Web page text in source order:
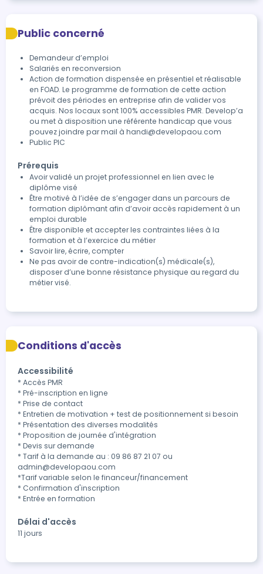
Public concerné
Demandeur d’emploi
Salariés en reconversion
Action de formation dispensée en présentiel et réalisable
en FOAD. Le programme de formation de cette action
prévoit des périodes en entreprise afin de valider vos
acquis. Nos locaux sont 100% accessibles PMR. Develop’a
ou met à disposition une référente handicap que vous
pouvez joindre par mail à handi@developaou.com
Public PIC
Prérequis
Avoir validé un projet professionnel en lien avec le
diplôme visé
Être motivé à l’idée de s’engager dans un parcours de
formation diplômant afin d’avoir accès rapidement à un
emploi durable
Être disponible et accepter les contraintes liées à la
formation et à l’exercice du métier
Savoir lire, écrire, compter
Ne pas avoir de contre-indication(s) médicale(s),
disposer d’une bonne résistance physique au regard du
métier visé.
Conditions d'accès
Accessibilité
* Accès PMR
* Pré-inscription en ligne
* Prise de contact
* Entretien de motivation + test de positionnement si besoin
* Présentation des diverses modalités
* Proposition de journée d'intégration
* Devis sur demande
* Tarif à la demande au : 09 86 87 21 07 ou
admin@developaou.com
*Tarif variable selon le financeur/financement
* Confirmation d'inscription
* Entrée en formation
Délai d'accès
11 jours